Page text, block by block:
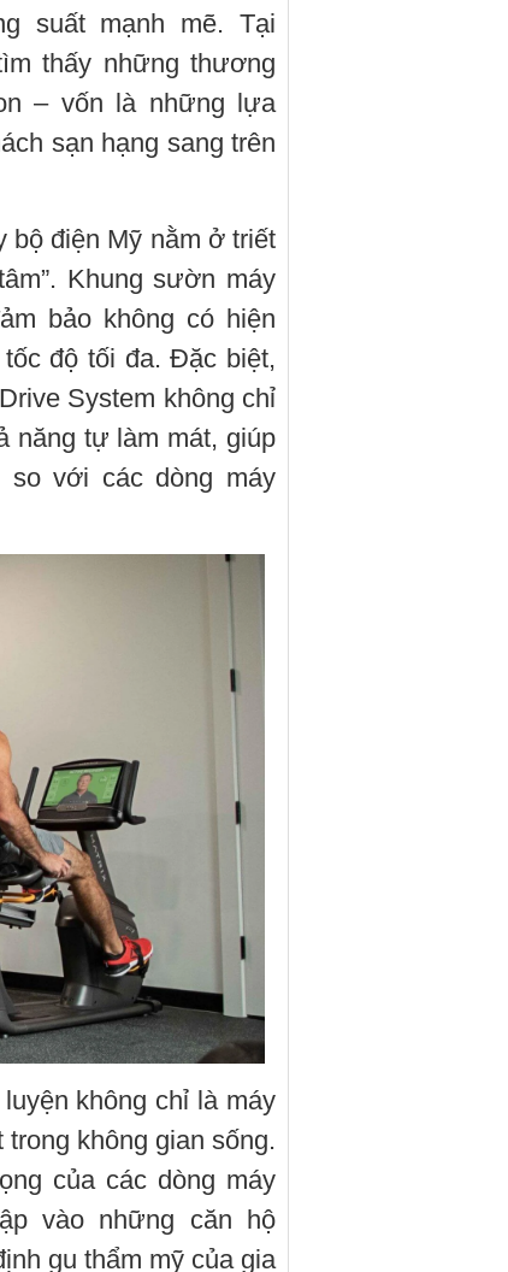
suất mạnh mẽ. Tại
thấy những thương
– vốn là những lựa
sạn hạng sang trên
bộ điện Mỹ nằm ở triết
Khung sườn máy
bảo không có hiện
độ tối đa. Đặc biệt,
System không chỉ
năng tự làm mát, giúp
so với các dòng máy
không chỉ là máy
không gian sống.
của các dòng máy
vào những căn hộ
gu thẩm mỹ của gia